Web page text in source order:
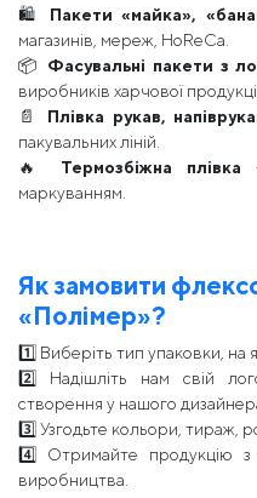
🛍 Пакети «майка»,
магазинів, мереж, HoReCa.
📦 Фасувальні пакети з
виробників харчової
📄 Плівка рукав,
пакувальних ліній.
🔥 Термозбіжна плівка
маркуванням.
Як замовити
«Полімер»?
1️⃣ Виберіть тип упаковки, на
2️⃣ Надішліть нам свій
створення у нашого
3️⃣ Узгодьте кольори, тираж,
4️⃣ Отримайте продукцію
виробництва.